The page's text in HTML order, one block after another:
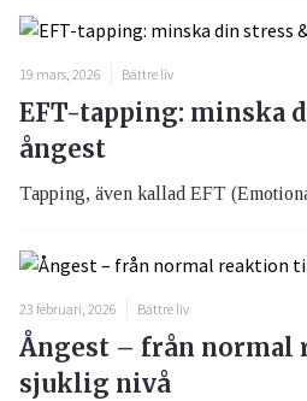
19 mars, 2026 Bättre liv
EFT-tapping: minska
ångest
Tapping, även kallad EFT
23 februari, 2026 Bättre liv
Ångest – från
sjuklig nivå